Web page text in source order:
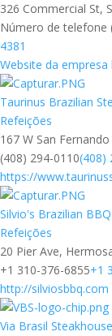
326 Commercial St,
Número de telefone
4381
Website da
Taurinus Brazilian
Refeições
167 W San
(408) 294-0110(408)
https://
Silvio's Brazilian BBQ
Refeições
20 Pier Ave,
+1 310-376-6855+1
http://silviosbbq.com
Via Brasil Steakhouse